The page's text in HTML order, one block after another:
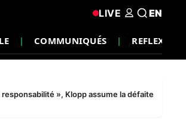
COMMUNIQUÉS REFLEXION
LIVE EN
responsabilité », Klopp assume la défaite